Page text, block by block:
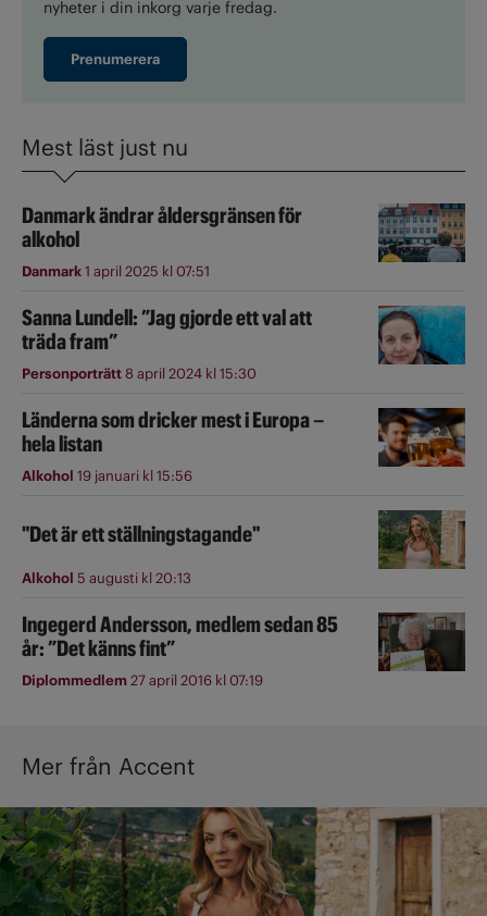
nyheter i din inkorg varje fredag.
Prenumerera
Mest läst just nu
Danmark ändrar åldersgränsen för
alkohol
Danmark1 april 2025 kl 07:51
Sanna Lundell: ”Jag gjorde ett val att
träda fram”
Personporträtt8 april 2024 kl 15:30
Länderna som dricker mest i Europa –
hela listan
Alkohol 19 januari kl 15:56
"Det är ett ställningstagande"
Alkohol 5 augusti kl 20:13
Ingegerd Andersson, medlem sedan 85
år: ”Det känns fint”
Diplommedlem27 april 2016 kl 07:19
Mer från Accent